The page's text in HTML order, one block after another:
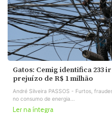
Gatos: Cemig identifica 233
prejuízo de R$ 1 milhão
André Silveira PASSOS - Furtos,
no consumo de energia...
Ler na íntegra